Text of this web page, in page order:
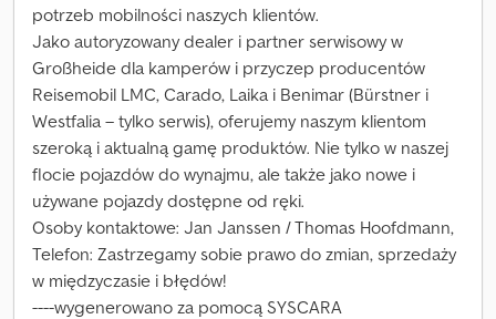
potrzeb mobilności naszych klientów.
Jako autoryzowany dealer i partner serwisowy w
Großheide dla kamperów i przyczep producentów
Reisemobil LMC, Carado, Laika i Benimar (Bürstner i
Westfalia – tylko serwis), oferujemy naszym klientom
szeroką i aktualną gamę produktów. Nie tylko w naszej
flocie pojazdów do wynajmu, ale także jako nowe i
używane pojazdy dostępne od ręki.
Osoby kontaktowe: Jan Janssen / Thomas Hoofdmann,
Telefon: Zastrzegamy sobie prawo do zmian, sprzedaży
w międzyczasie i błędów!
----wygenerowano za pomocą SYSCARA